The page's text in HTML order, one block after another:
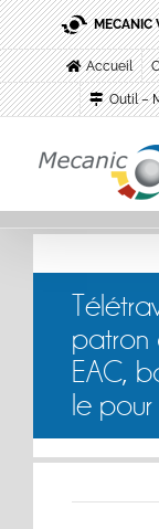
Passer
au
contenu
MECANIC
Accueil
Outil –
patron
EAC,
le